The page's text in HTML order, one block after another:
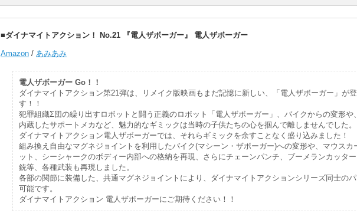
■ダイナマイトアクション！ No.21 『電人ザボーガー』 電人ザボーガー
Amazon / あみあみ
電人ザボーガー Go！！
ダイナマイトアクション第21弾は、リメイク版映画もまだ記憶に新しい、「電人ザボーガー」が
す！！
犯罪組織Σ団の繰り出すロボットと闘う正義のロボット「電人ザボーガー」、バイクからの変形や
内蔵したサポートメカなど、魅力的なギミックは当時の子供たちの心を掴んで離しませんでした。
ダイナマイトアクション電人ザボーガーでは、それらギミックを余すことなく盛り込みました！
組み換え自由なマグネジョイントを利用したバイク(マシーン・ザボーガー)への変形や、マウスカ
ット、シーシャークのボディー内部への格納を再現、さらにチェーンパンチ、ブーメランカッタ
銃等、各種武装も再現しました。
各部の関節に装備した、共通マグネジョイントにより、ダイナマイトアクションシリーズ同士の
可能です。
ダイナマイトアクション 電人ザボーガーにご期待ください！！